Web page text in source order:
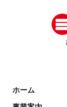
ホーム